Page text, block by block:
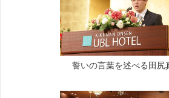
誓いの言葉を述べる田尻